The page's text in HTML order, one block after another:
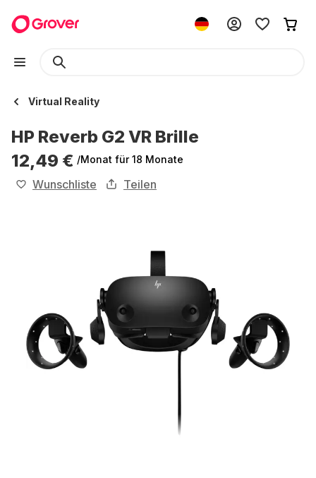
Virtual Reality
HP Reverb G2 VR Brille
12,49 € /Monat für 18 Monate
Wunschliste Teilen